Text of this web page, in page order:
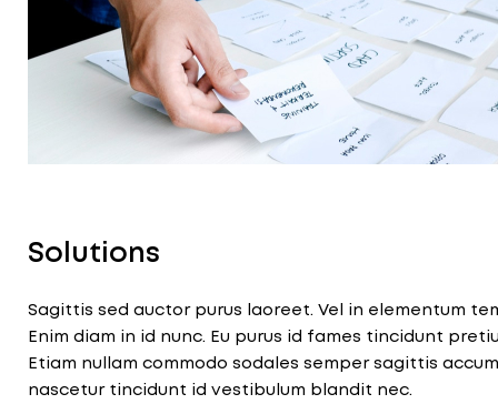
Solutions
Sagittis sed auctor purus laoreet. Vel in elementum
Enim diam in id nunc. Eu purus id fames tincidunt
Etiam nullam commodo sodales semper sagittis
nascetur tincidunt id vestibulum blandit nec.